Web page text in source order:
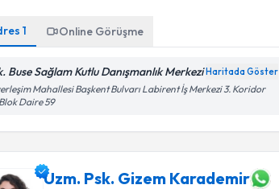
1 Online Görüşme
Buse Sağlam Kutlu Danışmanlık MerkeziHaritada Göster
Mahallesi Başkent Bulvarı Labirent İş Merkezi 3. Koridor
Daire 59
Uzm. Psk. Gizem Karademir